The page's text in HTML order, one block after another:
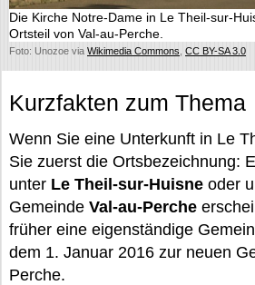
Die Kirche Notre-Dame in Le Theil-sur-
Ortsteil von Val-au-Perche.
Foto: Unozoe via Wikimedia Commons CC BY-SA 3.0
Kurzfakten zum Thema
Wenn Sie eine Unterkunft in Le
Sie zuerst die Ortsbezeichnung:
unter Le Theil-sur-Huisne oder
Gemeinde Val-au-Perche
früher eine eigenständige
dem 1. Januar 2016 zur neuen
Perche.